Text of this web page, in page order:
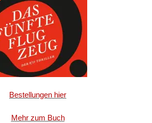
Bestellungen hier
Mehr zum Buch